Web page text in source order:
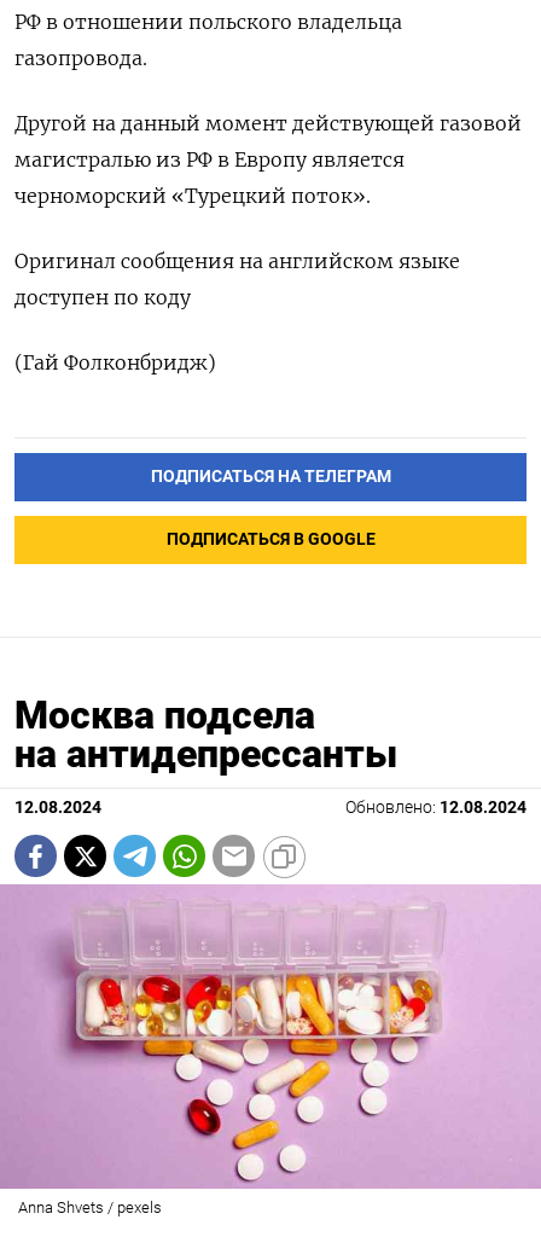
РФ в отношении польского владельца
газопровода.
Другой на данный момент действующей газовой
магистралью из РФ в Европу является
черноморский «Турецкий поток».
Оригинал сообщения на английском языке
доступен по коду
(Гай Фолконбридж)
ПОДПИСАТЬСЯ НА ТЕЛЕГРАМ
ПОДПИСАТЬСЯ В GOOGLE
Москва подсела
на антидепрессанты
12.08.2024 Обновлено: 12.08.2024
Anna Shvets / pexels